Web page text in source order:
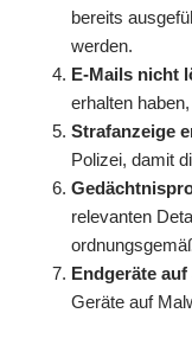
bereits
werden.
E-Mails nicht
erhalten
Strafanzeige
Polizei, damit
relevanten
Endgeräte
Geräte auf